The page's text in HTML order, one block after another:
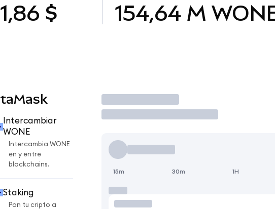
$ 154,64 M
Intercambiar
WONE
Intercambia WONE
en y entre
blockchains.
Staking
Pon tu cripto a
Operar
15m 30m 1H